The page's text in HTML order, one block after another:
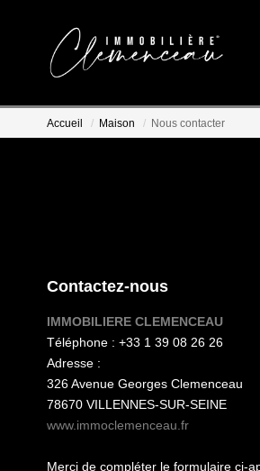
Accueil Maison Nous contacter
Contactez-nous
IMMOBILIERE CLEMENCEAU
Téléphone : +33 1 39 08 26 26
Adresse :
326 Avenue Georges Clemenceau
78670 VILLENNES-SUR-SEINE
www.immoclemenceau.fr
Merci de compléter le formulaire ci-